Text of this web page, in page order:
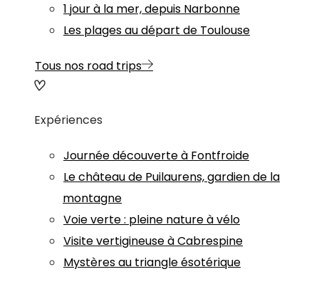
1 jour à la mer, depuis Narbonne
Les plages au départ de Toulouse
Tous nos road trips
Expériences
Journée découverte à Fontfroide
Le château de Puilaurens, gardien de la
montagne
Voie verte : pleine nature à vélo
Visite vertigineuse à Cabrespine
Mystères au triangle ésotérique